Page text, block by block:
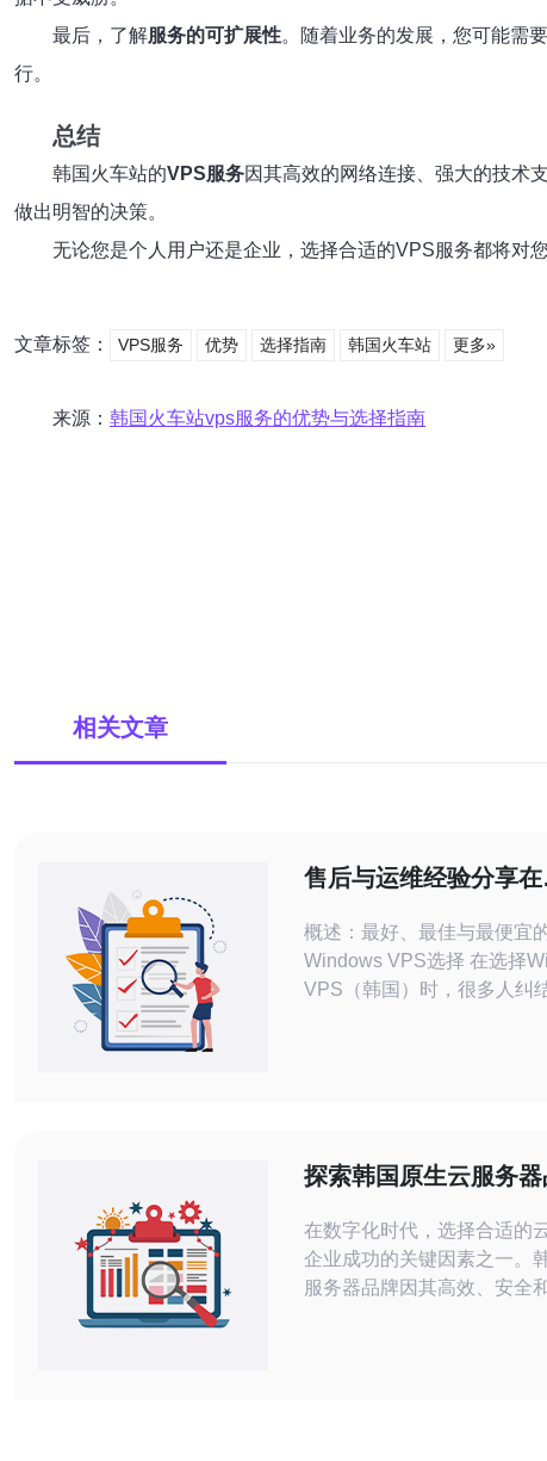
最后，了解服务的可扩展性。随着业务的发展，您可能需
行。
总结
韩国火车站的VPS服务因其高效的网络连接、强大的技术
做出明智的决策。
无论您是个人用户还是企业，选择合适的VPS服务都将对
文章标签： VPS服务 优势 选择指南 韩国火车站 更多»
来源： 韩国火车站vps服务的优势与选择指南
相关文章
售后与运维经验分享在
解决方案
概述：最好、最佳与最便宜
Windows VPS选择 在选择
VPS（韩国）时，很多人纠
助你在成本、延迟和服务质
平衡。 选
探索韩国原生云服务器
在数字化时代，选择合适的
企业成功的关键因素之一。
服务器品牌因其高效、安全